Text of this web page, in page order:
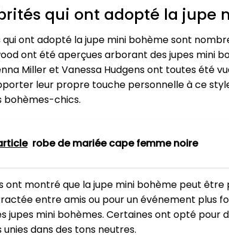
qui ont adopté la jupe
qui ont adopté la jupe mini bohème sont
ont été aperçues arborant des jupes mini
Miller et Vanessa Hudgens ont toutes été
leur propre touche personnelle à ce
bohèmes-chics.
robe de mariée cape femme noire
ont montré que la jupe mini bohème peut
entre amis ou pour un événement plus
jupes mini bohèmes. Certaines ont opté pour
dans des tons neutres.